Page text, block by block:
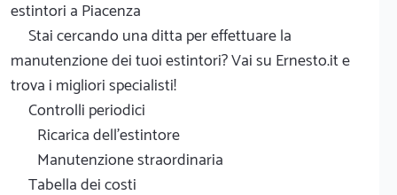
estintori a Piacenza
Stai cercando una ditta per effettuare la
manutenzione dei tuoi estintori? Vai su Ernesto.it e
trova i migliori specialisti!
Controlli periodici
Ricarica dell'estintore
Manutenzione straordinaria
Tabella dei costi